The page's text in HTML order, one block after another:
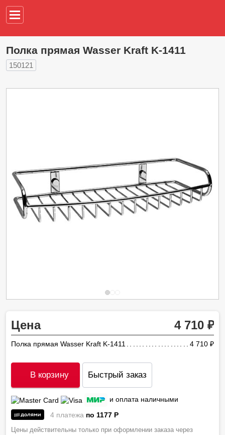
Полка прямая Wasser Kraft K-1411
150121
Цена 4 710
Полка прямая Wasser Kraft K-1411 4 710
В корзину Быстрый заказ
и оплата наличными
4 платежа по 1177 P
Цены действительны только при оформлении заказа через